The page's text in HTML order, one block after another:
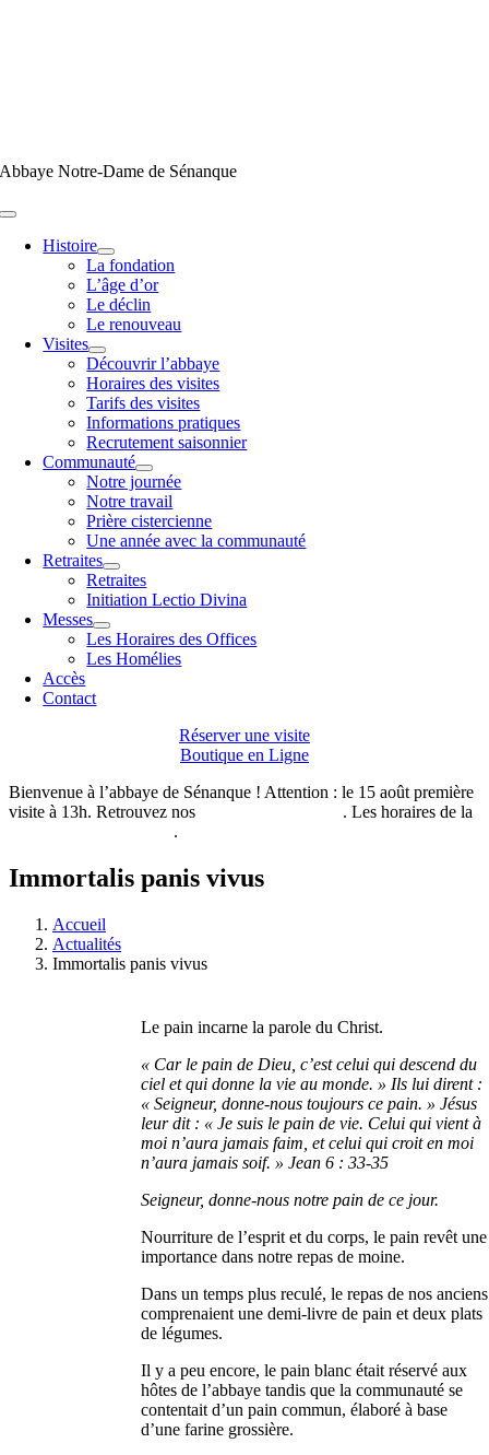
Abbaye Notre-Dame de Sénanque
Toggle
NavigationHistoire
La fondation
L’âge d’or
Le déclin
Le renouveau
Visites
Découvrir l’abbaye
Horaires des visites
Tarifs des visites
Informations pratiques
Recrutement saisonnier
Communauté
Notre journée
Notre travail
Prière cistercienne
Une année avec la communauté
Retraites
Retraites
Initiation Lectio Divina
Messes
Les Horaires des Offices
Les Homélies
Accès
Contact
Réserver une visite
Boutique en Ligne
Bienvenue à l’abbaye de Sénanque ! Attention : le 15 août première
visite à 13h. Retrouvez nos
. Les horaires de la
.
Immortalis panis vivus
Accueil
Actualités
Immortalis panis vivus
Le pain incarne la parole du Christ.
« Car le pain de Dieu, c’est celui qui descend du
ciel et qui donne la vie au monde. » Ils lui dirent :
« Seigneur, donne-nous toujours ce pain. » Jésus
leur dit : « Je suis le pain de vie. Celui qui vient à
moi n’aura jamais faim, et celui qui croit en moi
n’aura jamais soif. » Jean 6 : 33-35
Seigneur, donne-nous notre pain de ce jour.
Nourriture de l’esprit et du corps, le pain revêt une
importance dans notre repas de moine.
Dans un temps plus reculé, le repas de nos anciens
comprenaient une demi-livre de pain et deux plats
de légumes.
Il y a peu encore, le pain blanc était réservé aux
hôtes de l’abbaye tandis que la communauté se
contentait d’un pain commun, élaboré à base
d’une farine grossière.